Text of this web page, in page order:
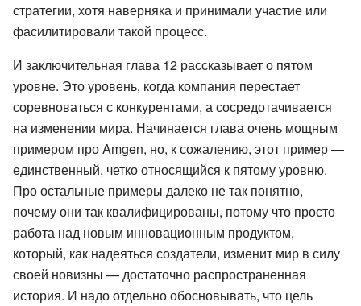
стратегии, хотя наверняка и принимали участие или
фасилитировали такой процесс.
И заключительная глава 12 рассказывает о пятом
уровне. Это уровень, когда компания перестает
соревноваться с конкурентами, а сосредотачивается
на изменении мира. Начинается глава очень мощным
примером про Amgen, но, к сожалению, этот пример —
единственный, четко относящийся к пятому уровню.
Про остальные примеры далеко не так понятно,
почему они так квалифицированы, потому что просто
работа над новым инновационным продуктом,
который, как надеяться создатели, изменит мир в силу
своей новизны — достаточно распространенная
история. И надо отдельно обосновывать, что цель